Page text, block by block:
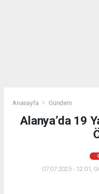
Anasayfa Gündem
Alanya’da 19
07.07.2025 - 12:01,